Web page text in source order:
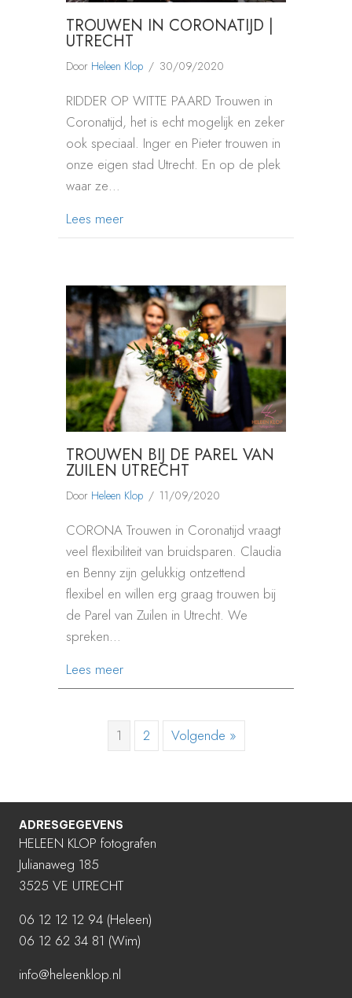
TROUWEN IN CORONATIJD |
UTRECHT
Door Heleen Klop / 30/09/2020
RIDDER OP WITTE PAARD Trouwen in
Coronatijd, het is echt mogelijk en zeker
ook speciaal. Inger en Pieter trouwen in
onze eigen stad Utrecht. En op de plek
waar ze…
Lees meerabout TROUWEN IN CORONATIJD |
TROUWEN BIJ DE PAREL VAN
ZUILEN UTRECHT
Door Heleen Klop / 11/09/2020
CORONA Trouwen in Coronatijd vraagt
veel flexibiliteit van bruidsparen. Claudia
en Benny zijn gelukkig ontzettend
flexibel en willen erg graag trouwen bij
de Parel van Zuilen in Utrecht. We
spreken…
Lees meerabout TROUWEN BIJ DE PAREL VAN
1 2 Volgende »
ADRESGEGEVENS
HELEEN KLOP fotografen
Julianaweg 185
3525 VE UTRECHT
06 12 12 12 94 (Heleen)
06 12 62 34 81 (Wim)
info@heleenklop.nl